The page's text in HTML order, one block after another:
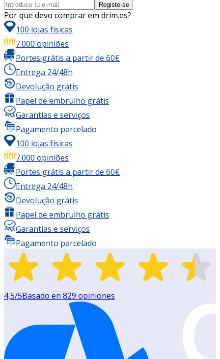
Registe-se
Por que devo comprar em drim.es?
100 lojas físicas
7.000 opiniões
Portes grátis a partir de 60€
Entrega 24/48h
Devolução grátis
Papel de embrulho grátis
Garantias e serviços
Pagamento parcelado
100 lojas físicas
7.000 opiniões
Portes grátis a partir de 60€
Entrega 24/48h
Devolução grátis
Papel de embrulho grátis
Garantias e serviços
Pagamento parcelado
4,5/5Basado en 829 opiniones